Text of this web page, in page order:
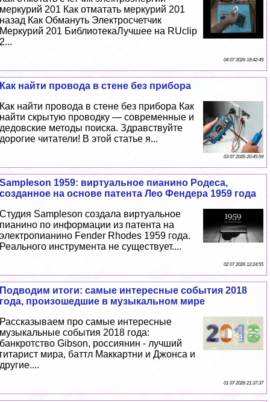
меркурий 201 Как отматать меркурий 201
назад Как Обмануть Электросчетчик
Меркурий 201 БиблиотекаЛучшее на RUclip
2...
04 07 2026 18:42:49
Как найти провода в стене без прибора
Как найти провода в стене без прибора Как
найти скрытую проводку — современные и
дедовские методы поиска. Здравствуйте
дорогие читатели! В этой статье я...
03 07 2026 20:45:59
Sampleson 1959: виртуальное пианино Родеса,
созданное на основе патента Лео Фендера 1959 года
Студия Sampleson создала виртуальное
пианино по информации из патента на
электропианино Fender Rhodes 1959 года.
Реального инструмента не существует....
02 07 2026 12:24:55
Подводим итоги: самые интересные события 2018
года, произошедшие в музыкальном мире
Рассказываем про самые интересные
музыкальные события 2018 года:
банкротство Gibson, россиянин - лучший
гитарист мира, баттл Маккартни и Джонса и
другие....
01 07 2026 21:37:37